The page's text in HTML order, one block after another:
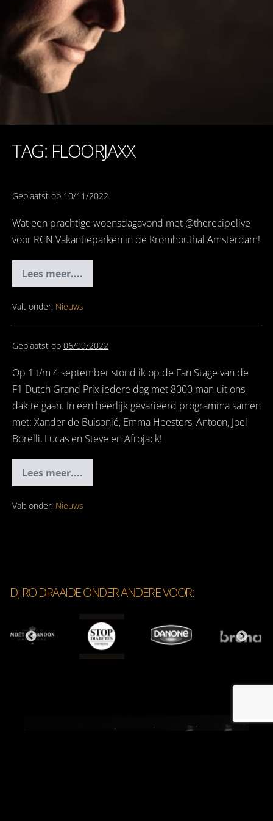
TAG: FLOORJAXX
Geplaatst op 10/11/2022
Wat een prachtige woensdagavond met @therecipelive
voor RCN Vakantieparken in de Kromhouthal Amsterdam!
Lees meer....
Ro
&
Recipe
Valt onder: Nieuws
Geplaatst op 06/09/2022
Op 1 t/m 4 september stond ik op de Fan Stage van de
F1 Dutch Grand Prix iedere dag met 8000 man uit ons
dak te gaan. In een heerlijk gevarieerd programma samen
met: Xander de Buisonjé, Emma Heesters, Antoon, Joel
Borelli, Lucas en Steve en Afrojack!
Lees meer....
Formula
1
dutch
Valt onder: Nieuws
DJ RO DRAAIDE ONDER ANDERE VOOR: